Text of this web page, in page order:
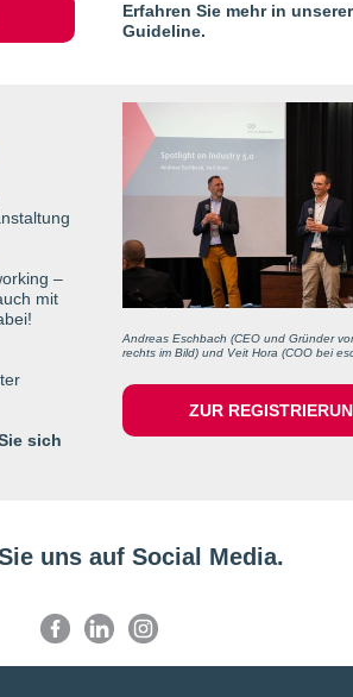
Erfahren Sie mehr in unserer
Guideline.
–
mit
sich
Andreas Eschbach (CEO und Gründer
rechts im Bild) und Veit Hora (COO bei
ZUR
uns auf Social Media.